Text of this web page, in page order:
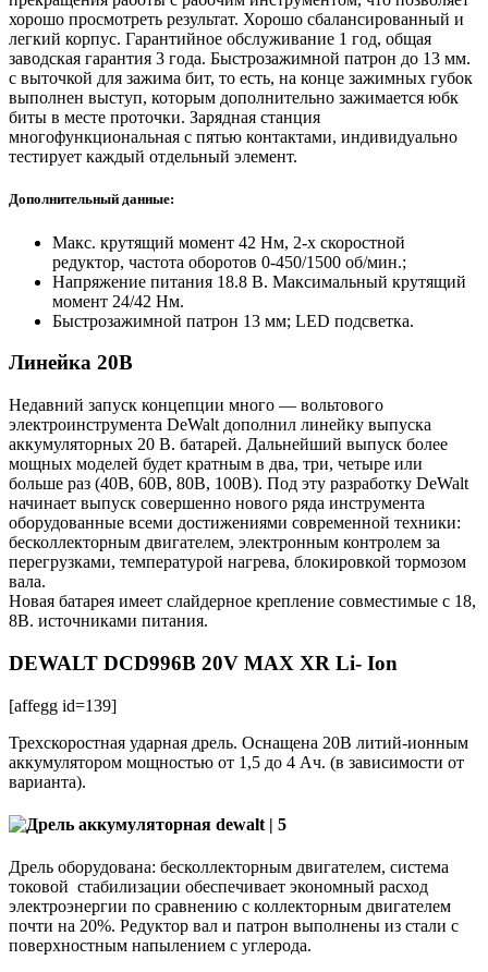
хорошо просмотреть результат. Хорошо сбалансированный и
легкий корпус. Гарантийное обслуживание 1 год, общая
заводская гарантия 3 года. Быстрозажимной патрон до 13 мм.
с выточкой для зажима бит, то есть, на конце зажимных губок
выполнен выступ, которым дополнительно зажимается юбк
биты в месте проточки. Зарядная станция
многофункциональная с пятью контактами, индивидуально
тестирует каждый отдельный элемент.
Дополнительный данные:
Макс. крутящий момент 42 Нм, 2-х скоростной
редуктор, частота оборотов 0-450/1500 об/мин.;
Напряжение питания 18.8 В. Максимальный крутящий
момент 24/42 Нм.
Быстрозажимной патрон 13 мм; LED подсветка.
Линейка 20В
Недавний запуск концепции много — вольтового
электроинструмента DeWalt дополнил линейку выпуска
аккумуляторных 20 В. батарей. Дальнейший выпуск более
мощных моделей будет кратным в два, три, четыре или
больше раз (40В, 60В, 80В, 100В). Под эту разработку DeWalt
начинает выпуск совершенно нового ряда инструмента
оборудованные всеми достижениями современной техники:
бесколлекторным двигателем, электронным контролем за
перегрузками, температурой нагрева, блокировкой тормозом
вала.
Новая батарея имеет слайдерное крепление совместимые с 18,
8В. источниками питания.
DEWALT DCD996B 20V MAX XR Li- Ion
[affegg id=139]
Трехскоростная ударная дрель. Оснащена 20В литий-ионным
аккумулятором мощностью от 1,5 до 4 Ач. (в зависимости от
варианта).
Дрель оборудована: бесколлекторным двигателем, система
токовой стабилизации обеспечивает экономный расход
электроэнергии по сравнению с коллекторным двигателем
почти на 20%. Редуктор вал и патрон выполнены из стали с
поверхностным напылением с углерода.